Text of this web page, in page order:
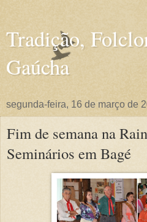
Tradição,
Gaúcha
segunda-feira, 16 de março de
Fim de semana na
Seminários em Bagé